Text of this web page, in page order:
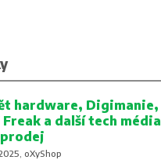
hardware, Digimanie,
Freak a další tech média
oXyShop